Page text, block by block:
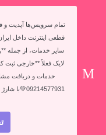
تمام سرویس‌ها آپدیت و
سایر خدمات، از جمله
لایک فعلاً **خارجی ثبت
خدمات و دریافت